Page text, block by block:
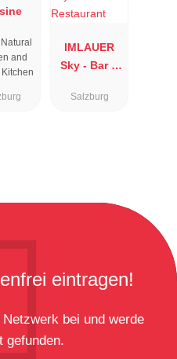
and
IMLAUER
Sky - Bar &
Salzburg
eintragen!
bei und werde
gefunden.